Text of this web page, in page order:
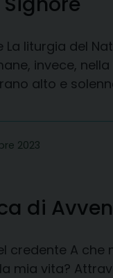
La liturgia del
invece,
alto e
2023
di
credente A che
mia vita?